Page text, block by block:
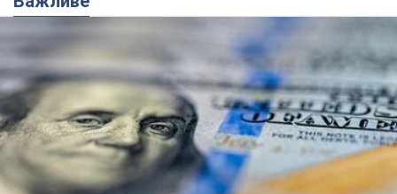
Банки "готуються" до нового курсу долара:
українцям розповіли, чого очікувати
найближчими днями
Яким буде курс валюти в обмінниках
6.08.2026 22:58 150,4 т.